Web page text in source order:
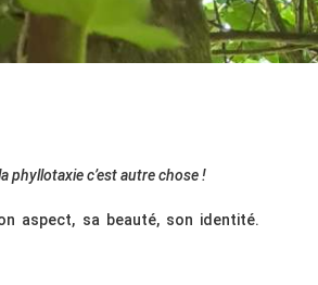
phyllotaxie c’est autre chose !
aspect, sa beauté, son identité.